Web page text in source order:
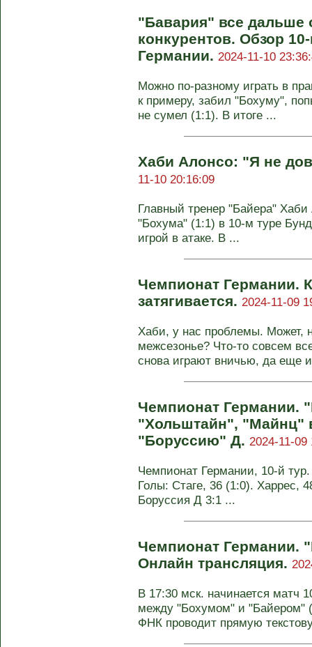
"Бавария" все дальше
конкурентов. Обзор
Германии. 2024-11-10
Можно по-разному играть в
к примеру, забил "Бохуму",
не сумел (1:1). В итоге ...
Хаби Алонсо: "Я не
11-10 20:16:09
Главный тренер "Байера" Хаби
"Бохума" (1:1) в 10-м туре
игрой в атаке. В ...
Чемпионат Германии.
затягивается. 2024-11-09
Хаби, у нас проблемы. Может,
межсезонье? Что-то совсем
снова играют вничью, да еще
Чемпионат Германии.
"Хольштайн", "Майнц"
"Боруссию" Д. 2024-11-09
Чемпионат Германии, 10-й
Голы: Стаге, 36 (1:0). Харрес,
Боруссия Д 3:1 ...
Чемпионат Германии.
Онлайн трансляция.
В 17:30 мск. начинается матч
между "Бохумом" и "Байером"
ФНК проводит прямую